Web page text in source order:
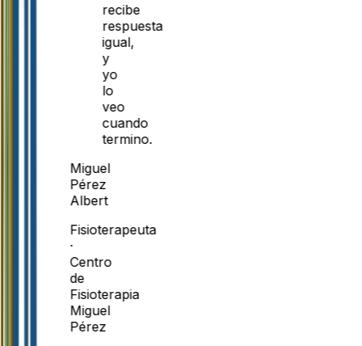
recibe
respuesta
igual,
y
yo
lo
veo
cuando
termino.
Miguel
Pérez
Albert
Fisioterapeuta
·
Centro
de
Fisioterapia
Miguel
Pérez